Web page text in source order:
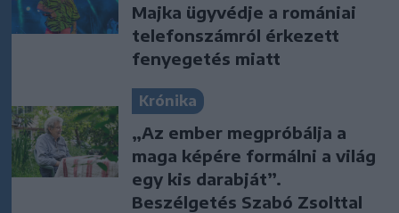
Majka ügyvédje a romániai
telefonszámról érkezett
fenyegetés miatt
Krónika
„Az ember megpróbálja a
maga képére formálni a világ
egy kis darabját”.
Beszélgetés Szabó Zsolttal